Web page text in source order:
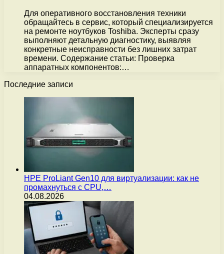
Для оперативного восстановления техники
обращайтесь в сервис, который специализируется
на ремонте ноутбуков Toshiba. Эксперты сразу
выполняют детальную диагностику, выявляя
конкретные неисправности без лишних затрат
времени. Содержание статьи: Проверка
аппаратных компонентов:…
Последние записи
HPE ProLiant Gen10 для виртуализации: как не
промахнуться с CPU,…
04.08.2026